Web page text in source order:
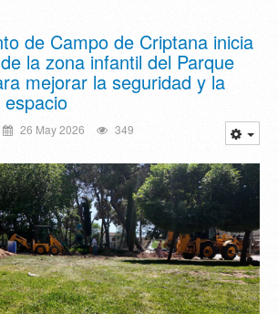
de Campo de Criptana inicia
la zona infantil del Parque
mejorar la seguridad y la
26 May 2026 349